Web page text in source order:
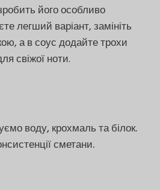
його особливо
легший варіант, замініть
а в соус додайте трохи
свіжої ноти.
воду, крохмаль та білок.
сметани.